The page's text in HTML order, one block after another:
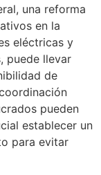
una reforma
en la
eléctricas y
puede llevar
de
pueden
establecer un
para evitar